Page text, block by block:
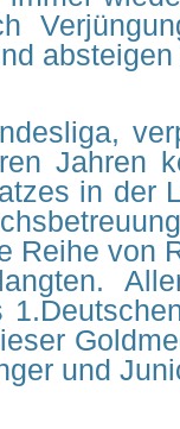
absteigen
Jahren
in der
Reihe von
und